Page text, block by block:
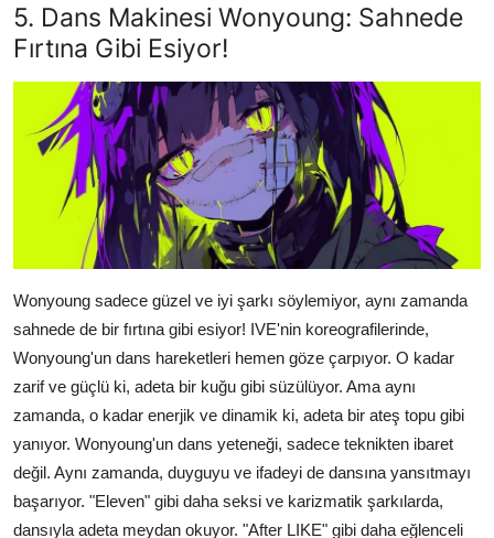
5. Dans Makinesi Wonyoung: Sahnede
Fırtına Gibi Esiyor!
Wonyoung sadece güzel ve iyi şarkı söylemiyor, aynı zamanda
sahnede de bir fırtına gibi esiyor! IVE'nin koreografilerinde,
Wonyoung'un dans hareketleri hemen göze çarpıyor. O kadar
zarif ve güçlü ki, adeta bir kuğu gibi süzülüyor. Ama aynı
zamanda, o kadar enerjik ve dinamik ki, adeta bir ateş topu gibi
yanıyor. Wonyoung'un dans yeteneği, sadece teknikten ibaret
değil. Aynı zamanda, duyguyu ve ifadeyi de dansına yansıtmayı
başarıyor. "Eleven" gibi daha seksi ve karizmatik şarkılarda,
dansıyla adeta meydan okuyor. "After LIKE" gibi daha eğlenceli